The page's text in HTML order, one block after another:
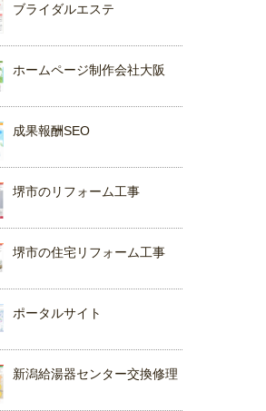
ブライダルエステ
ホームページ制作会社大阪
成果報酬SEO
堺市のリフォーム工事
堺市の住宅リフォーム工事
ポータルサイト
新潟給湯器センター交換修理